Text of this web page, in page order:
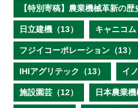
【特別寄稿】農業機械革新の歴
日立建機（13） キャニコム
フジイコーポレーション（13）
IHIアグリテック（13） イ
施設園芸（12） 日本農業機